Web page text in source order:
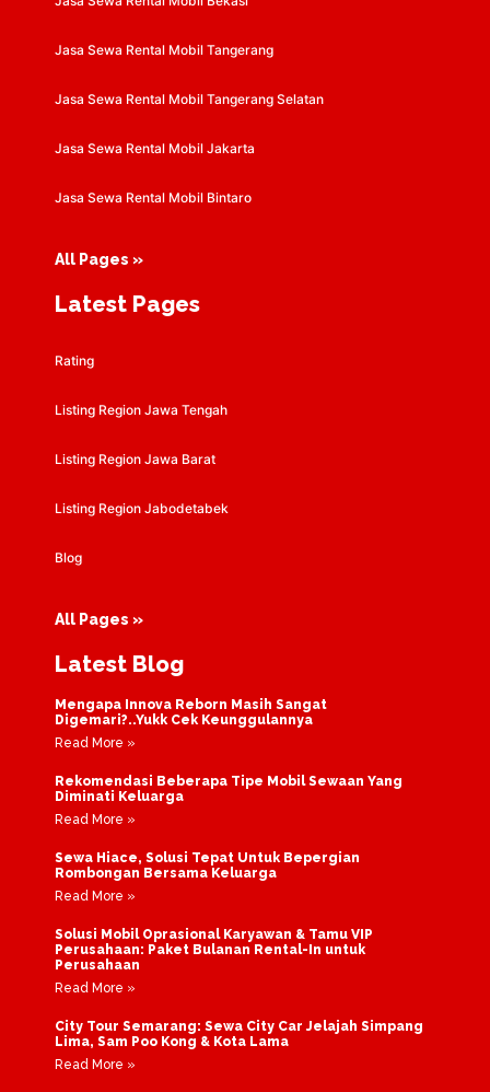
Jasa Sewa Rental Mobil Tangerang
Jasa Sewa Rental Mobil Tangerang Selatan
Jasa Sewa Rental Mobil Jakarta
Jasa Sewa Rental Mobil Bintaro
All Pages »
Latest Pages
Rating
Listing Region Jawa Tengah
Listing Region Jawa Barat
Listing Region Jabodetabek
Blog
All Pages »
Latest Blog
Mengapa Innova Reborn Masih Sangat
Digemari?..Yukk Cek Keunggulannya
Read More »
Rekomendasi Beberapa Tipe Mobil Sewaan Yang
Diminati Keluarga
Read More »
Sewa Hiace, Solusi Tepat Untuk Bepergian
Rombongan Bersama Keluarga
Read More »
Solusi Mobil Oprasional Karyawan & Tamu VIP
Perusahaan: Paket Bulanan Rental-In untuk
Perusahaan
Read More »
City Tour Semarang: Sewa City Car Jelajah Simpang
Lima, Sam Poo Kong & Kota Lama
Read More »